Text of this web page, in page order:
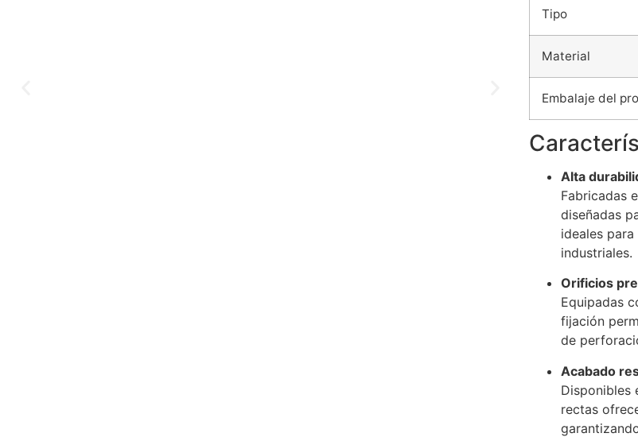
Tipo
Material
Embalaje del
Alta
Fabricadas
diseñadas
ideales
industriales.
Orificios
Equipadas
fijación
de
Acabado
Disponibles
rectas